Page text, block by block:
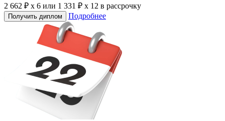
2 662 ₽ x 6 или 1 331 ₽ x 12 в рассрочку
Получить диплом Подробнее